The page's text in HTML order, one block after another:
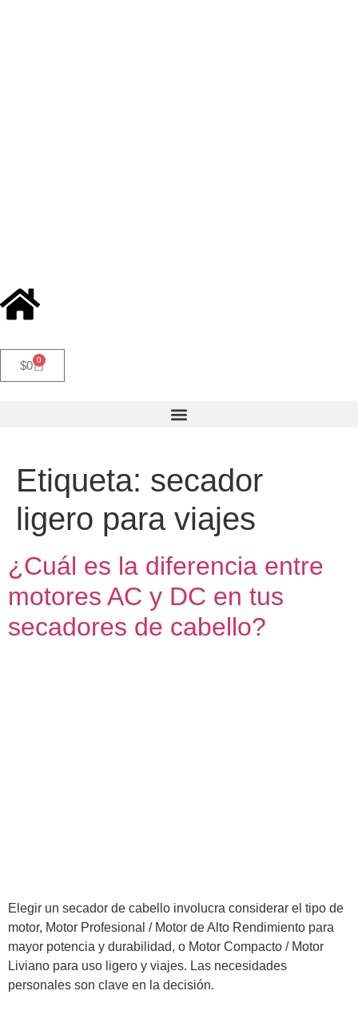
$0 0
Etiqueta: secador
ligero para viajes
¿Cuál es la diferencia entre
motores AC y DC en tus
secadores de cabello?
Elegir un secador de cabello involucra considerar el tipo de
motor, Motor Profesional / Motor de Alto Rendimiento para
mayor potencia y durabilidad, o Motor Compacto / Motor
Liviano para uso ligero y viajes. Las necesidades
personales son clave en la decisión.